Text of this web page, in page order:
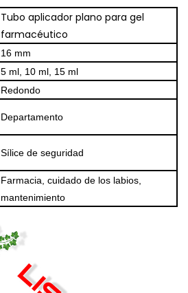
Tubo aplicador plano para gel
farmacéutico
16 mm
5 ml, 10 ml, 15 ml
Redondo
Departamento
Sílice de seguridad
Farmacia, cuidado de los labios,
mantenimiento